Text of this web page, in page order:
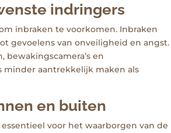
indringers
inbraken te voorkomen. Inbraken
gevoelens van onveiligheid en angst.
bewakingscamera’s en
aantrekkelijk maken als
en buiten
voor het waarborgen van de